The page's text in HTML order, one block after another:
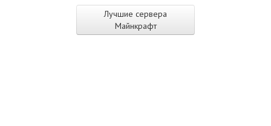
Лучшие сервера
Майнкрафт